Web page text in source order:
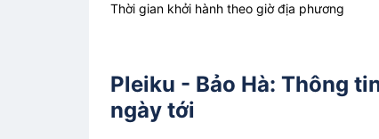
Thời gian khởi hành theo giờ địa phương
Pleiku - Bảo Hà: Thông
ngày tới